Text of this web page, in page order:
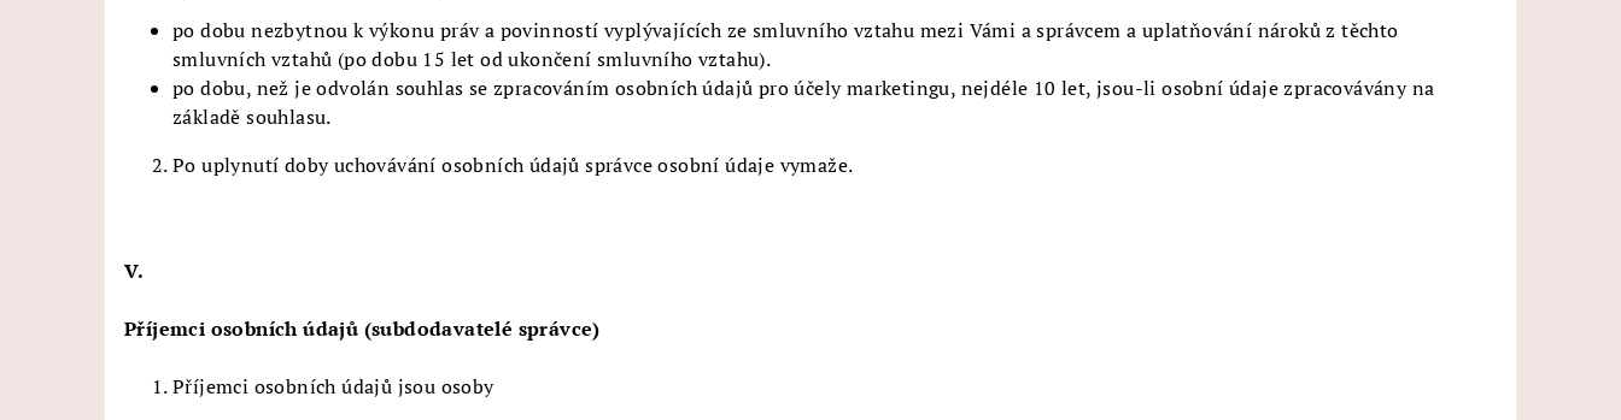
po dobu nezbytnou k výkonu práv a povinností vyplývajících ze smluvního vztahu mezi Vámi a správcem a uplatňování nároků z těchto
smluvních vztahů (po dobu 15 let od ukončení smluvního vztahu).
po dobu, než je odvolán souhlas se zpracováním osobních údajů pro účely marketingu, nejdéle 10 let, jsou-li osobní údaje zpracovávány na
základě souhlasu.
Po uplynutí doby uchovávání osobních údajů správce osobní údaje vymaže.
V.
Příjemci osobních údajů (subdodavatelé správce)
Příjemci osobních údajů jsou osoby